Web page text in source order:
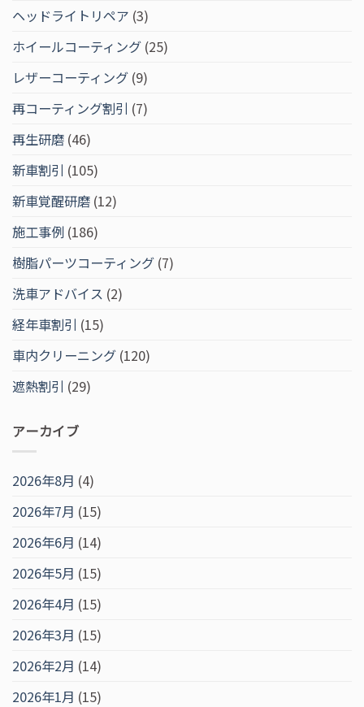
ヘッドライトリペア (3)
ホイールコーティング (25)
レザーコーティング (9)
再コーティング割引 (7)
再生研磨 (46)
新車割引 (105)
新車覚醒研磨 (12)
施工事例 (186)
樹脂パーツコーティング (7)
洗車アドバイス (2)
経年車割引 (15)
車内クリーニング (120)
遮熱割引 (29)
アーカイブ
2026年8月 (4)
2026年7月 (15)
2026年6月 (14)
2026年5月 (15)
2026年4月 (15)
2026年3月 (15)
2026年2月 (14)
2026年1月 (15)